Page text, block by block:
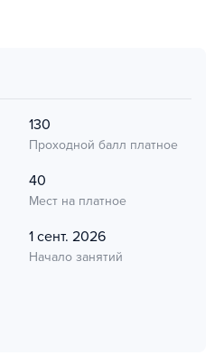
130
Проходной балл платное
40
Мест на платное
1 сент. 2026
Начало занятий